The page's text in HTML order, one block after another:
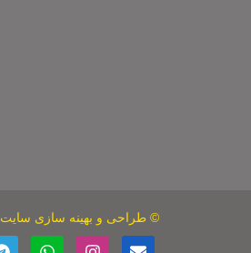
© طراحی و بهینه سازی سایت